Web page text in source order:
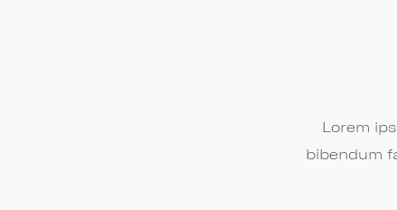
Lorem
bibendum